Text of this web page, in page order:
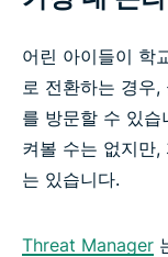
어린 아이들이 학
로 전환하는 경우
를 방문할 수 있습
켜볼 수는 없지만,
는 있습니다.
Threat Manager